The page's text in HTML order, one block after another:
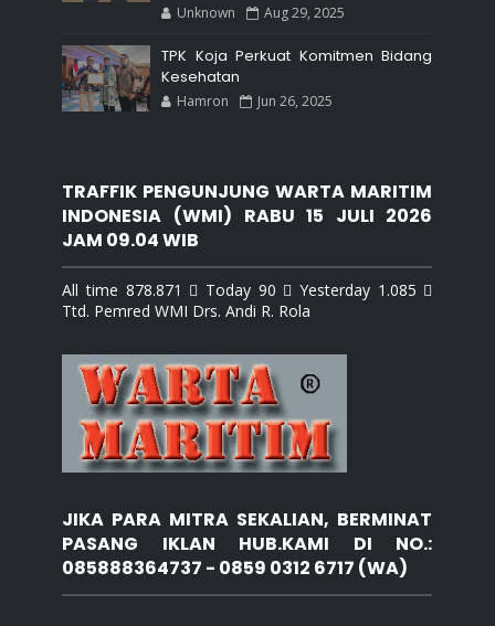
Unknown Aug 29, 2025
TPK Koja Perkuat Komitmen Bidang
Kesehatan
Hamron Jun 26, 2025
TRAFFIK PENGUNJUNG WARTA MARITIM
INDONESIA (WMI) RABU 15 JULI 2026
JAM 09.04 WIB
All time 878.871  Today 90  Yesterday 1.085 
Ttd. Pemred WMI Drs. Andi R. Rola
JIKA PARA MITRA SEKALIAN, BERMINAT
PASANG IKLAN HUB.KAMI DI NO.:
085888364737 - 0859 0312 6717 (WA)